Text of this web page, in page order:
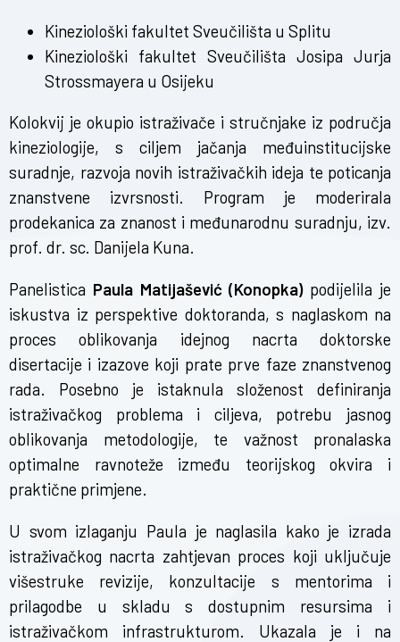
Kineziološki fakultet Sveučilišta u Splitu
Kineziološki fakultet Sveučilišta Josipa Jurja
Strossmayera u Osijeku
Kolokvij je okupio istraživače i stručnjake iz područja
kineziologije, s ciljem jačanja međuinstitucijske
suradnje, razvoja novih istraživačkih ideja te poticanja
znanstvene izvrsnosti. Program je moderirala
prodekanica za znanost i međunarodnu suradnju, izv.
prof. dr. sc. Danijela Kuna.
Panelistica Paula Matijašević (Konopka)podijelila je
iskustva iz perspektive doktoranda, s naglaskom na
proces oblikovanja idejnog nacrta doktorske
disertacije i izazove koji prate prve faze znanstvenog
rada. Posebno je istaknula složenost definiranja
istraživačkog problema i ciljeva, potrebu jasnog
oblikovanja metodologije, te važnost pronalaska
optimalne ravnoteže između teorijskog okvira i
praktične primjene.
U svom izlaganju Paula je naglasila kako je izrada
istraživačkog nacrta zahtjevan proces koji uključuje
višestruke revizije, konzultacije s mentorima i
prilagodbe u skladu s dostupnim resursima i
istraživačkom infrastrukturom. Ukazala je i na